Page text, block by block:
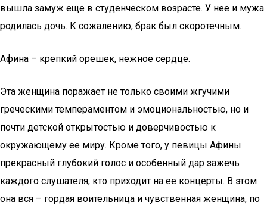
вышла замуж еще в студенческом возрасте. У нее и мужа
родилась дочь. К сожалению, брак был скоротечным.
Афина – крепкий орешек, нежное сердце.
Эта женщина поражает не только своими жгучими
греческими темпераментом и эмоциональностью, но и
почти детской открытостью и доверчивостью к
окружающему ее миру. Кроме того, у певицы Афины
прекрасный глубокий голос и особенный дар зажечь
каждого слушателя, кто приходит на ее концерты. В этом
она вся – гордая воительница и чувственная женщина, по